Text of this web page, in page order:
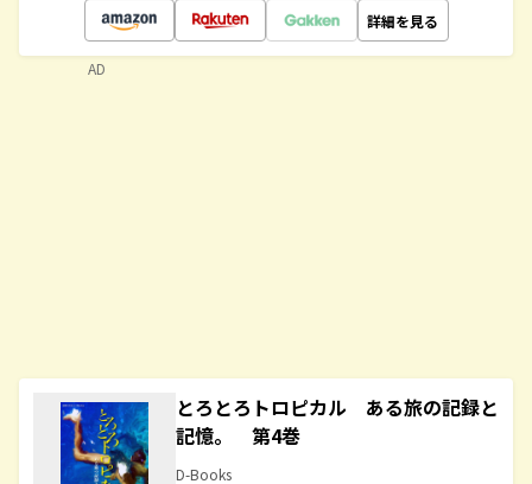
詳細を見る
とろとろトロピカル ある旅の記録と
記憶。 第4巻
D-Books
AD